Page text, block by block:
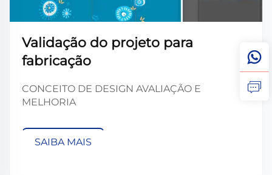
Validação do projeto para
fabricação
CONCEITO DE DESIGN AVALIAÇÃO E
MELHORIA
SAIBA MAIS